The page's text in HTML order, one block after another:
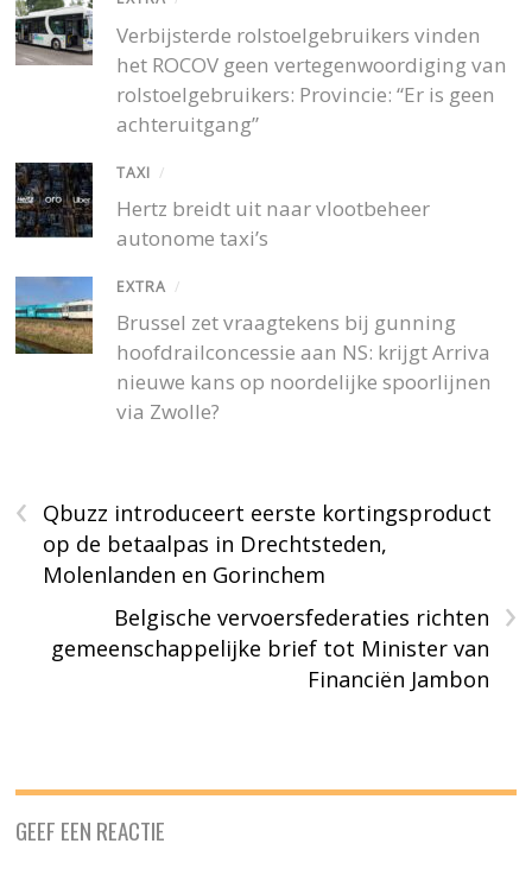
Verbijsterde rolstoelgebruikers vinden
het ROCOV geen vertegenwoordiging van
rolstoelgebruikers: Provincie: “Er is geen
achteruitgang”
TAXI /
Hertz breidt uit naar vlootbeheer
autonome taxi’s
EXTRA /
Brussel zet vraagtekens bij gunning
hoofdrailconcessie aan NS: krijgt Arriva
nieuwe kans op noordelijke spoorlijnen
via Zwolle?
‹
Qbuzz introduceert eerste kortingsproduct
op de betaalpas in Drechtsteden,
Molenlanden en Gorinchem
›
Belgische vervoersfederaties richten
gemeenschappelijke brief tot Minister van
Financiën Jambon
GEEF EEN REACTIE